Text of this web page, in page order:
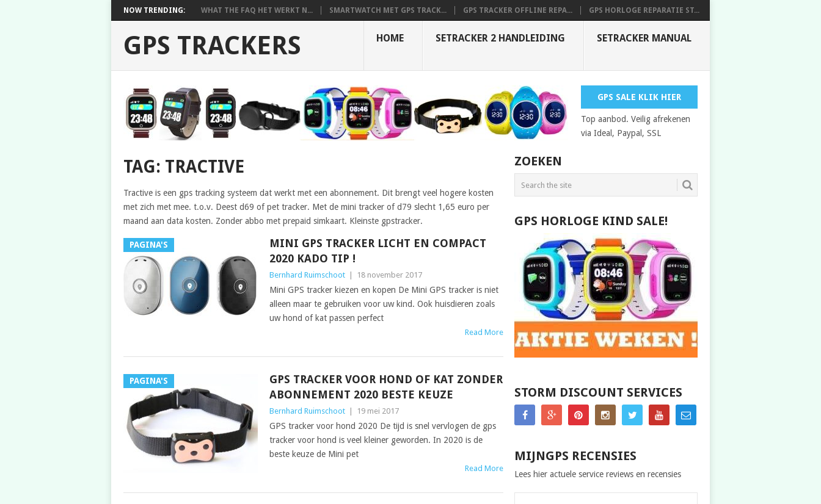
NOW TRENDING: WHAT THE FAQ HET WERKT N... SMARTWATCH MET GPS TRACK... GPS TRACKER OFFLINE REPA... GPS HORLOGE REPARATIE ST...
GPS TRACKERS HOME SETRACKER 2 HANDLEIDING SETRACKER MANUAL
GPS SALE KLIK HIER
Top aanbod. Veilig afrekenen
via Ideal, Paypal, SSL
TAG: TRACTIVE
Tractive is een gps tracking systeem dat werkt met een abonnement. Dit brengt veel hogere kosten
met zich met mee. t.o.v. Deest d69 of pet tracker. Met de mini tracker of d79 slecht 1,65 euro per
maand aan data kosten. Zonder abbo met prepaid simkaart. Kleinste gpstracker.
PAGINA'S
MINI GPS TRACKER LICHT EN COMPACT
2020 KADO TIP !
Bernhard Ruimschoot 18 november 2017
Mini GPS tracker kiezen en kopen De Mini GPS tracker is niet
alleen maar te gebruiken voor uw kind. Ook huisdieren zoals
uw hond of kat passen perfect
Read More
PAGINA'S
GPS TRACKER VOOR HOND OF KAT ZONDER
ABONNEMENT 2020 BESTE KEUZE
Bernhard Ruimschoot 19 mei 2017
GPS tracker voor hond 2020 De tijd is snel vervlogen de gps
tracker voor hond is veel kleiner geworden. In 2020 is de
beste keuze de Mini pet
Read More
ZOEKEN
GPS HORLOGE KIND SALE!
STORM DISCOUNT SERVICES
MIJNGPS RECENSIES
Lees hier actuele service reviews en recensies